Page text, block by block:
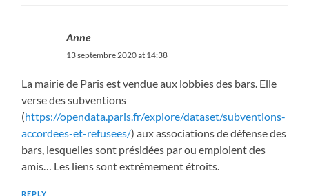
Anne
13 septembre 2020 at 14:38
La mairie de Paris est vendue aux lobbies des bars. Elle
verse des subventions
(https://opendata.paris.fr/explore/dataset/subventions-
accordees-et-refusees/) aux associations de défense des
bars, lesquelles sont présidées par ou emploient des
amis… Les liens sont extrêmement étroits.
REPLY